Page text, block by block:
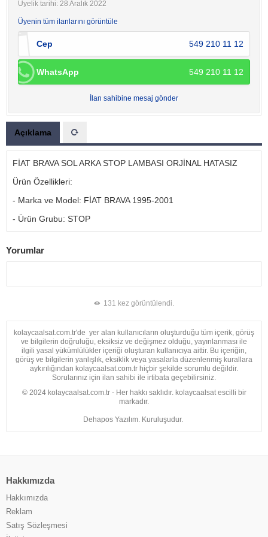
Üyelik tarihi: 28 Aralık 2022
Üyenin tüm ilanlarını görüntüle
Cep 549 210 11 12
WhatsApp 549 210 11 12
İlan sahibine mesaj gönder
Açıklama
FİAT BRAVA SOL ARKA STOP LAMBASI ORJİNAL HATASIZ
Ürün Özellikleri:
- Marka ve Model: FİAT BRAVA 1995-2001
- Ürün Grubu: STOP
Yorumlar
131 kez görüntülendi.
kolaycaalsat.com.tr'de yer alan kullanıcıların oluşturduğu tüm içerik, görüş
ve bilgilerin doğruluğu, eksiksiz ve değişmez olduğu, yayınlanması ile
ilgili yasal yükümlülükler içeriği oluşturan kullanıcıya aittir. Bu içeriğin,
görüş ve bilgilerin yanlışlık, eksiklik veya yasalarla düzenlenmiş kurallara
aykırılığından kolaycaalsat.com.tr hiçbir şekilde sorumlu değildir.
Sorularınız için ilan sahibi ile irtibata geçebilirsiniz.
© 2024 kolaycaalsat.com.tr - Her hakkı saklıdır. kolaycaalsat escilli bir
markadır.
Dehapos Yazılım. Kuruluşudur.
Hakkımızda
Hakkımızda
Reklam
Satış Sözleşmesi